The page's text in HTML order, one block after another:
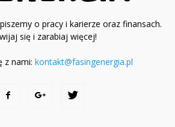
o pracy i karierze oraz finansach.
się i zarabiaj więcej!
z nami: kontakt@fasingenergia.pl